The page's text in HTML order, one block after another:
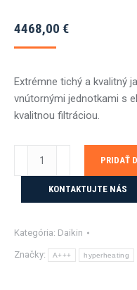
4468,00 €
Extrémne tichý a kvalitný
vnútornými jednotkami s
kvalitnou filtráciou.
multisplit
3MXM40A
Comfora
s
PRIDAŤ
KONTAKTUJTE NÁS
Kategória: Daikin
Značky: A+++ hyperheating